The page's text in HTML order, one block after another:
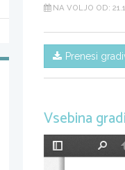
NA VOLJO OD:
Prenesi
Vsebina
Preklopi